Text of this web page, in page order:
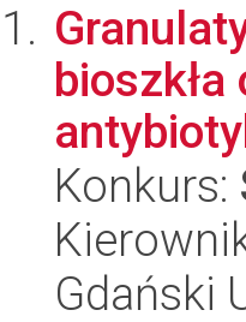
Konkurs:
Gdański